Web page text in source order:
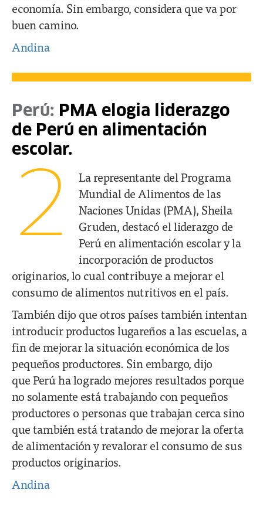
economía. Sin embargo, considera que va por
buen camino.
Andina
Perú: PMA elogia liderazgo
de Perú en alimentación
escolar.
2
La representante del Programa
Mundial de Alimentos de las
Naciones Unidas (PMA), Sheila
Gruden, destacó el liderazgo de
Perú en alimentación escolar y la
incorporación de productos
originarios, lo cual contribuye a mejorar el
consumo de alimentos nutritivos en el país.
También dijo que otros países también intentan
introducir productos lugareños a las escuelas, a
fin de mejorar la situación económica de los
pequeños productores. Sin embargo, dijo
que Perú ha logrado mejores resultados porque
no solamente está trabajando con pequeños
productores o personas que trabajan cerca sino
que también está tratando de mejorar la oferta
de alimentación y revalorar el consumo de sus
productos originarios.
Andina